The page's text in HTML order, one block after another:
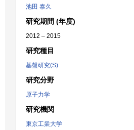
池田 泰久
研究期間 (年度)
2012 – 2015
研究種目
基盤研究(S)
研究分野
原子力学
研究機関
東京工業大学